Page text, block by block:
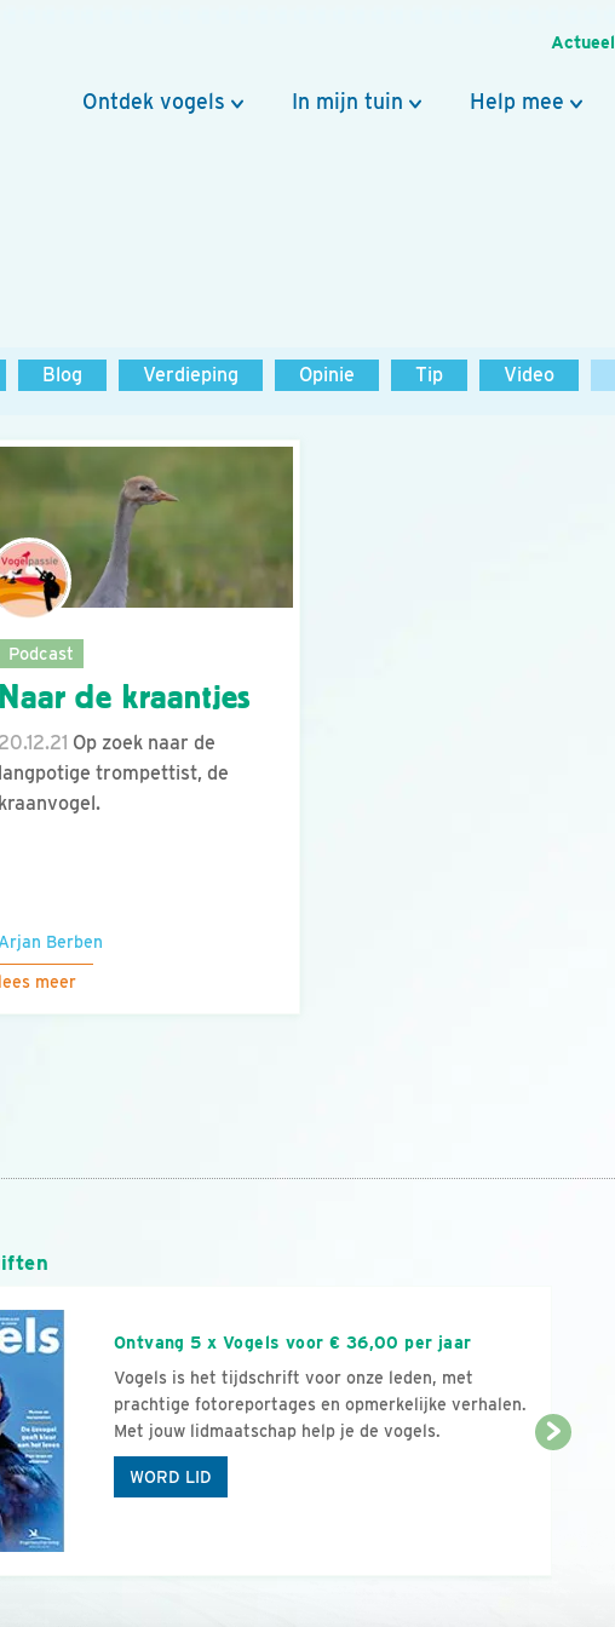
Actueel
Ontdek vogels In mijn tuin Help mee
Blog Verdieping Opinie Tip Video
Podcast
Naar de kraantjes
20.12.21 Op zoek naar de
langpotige trompettist, de
kraanvogel.
Arjan Berben
lees meer
Ontvang 5 x Vogels voor € 36,00 per jaar
Vogels is het tijdschrift voor onze leden, met
prachtige fotoreportages en opmerkelijke verhalen.
Met jouw lidmaatschap help je de vogels.
WORD LID